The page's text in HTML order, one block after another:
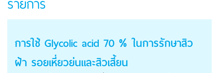
การใช้ Glycolic acid 70 % ในการรักษาสิว
ฝ้า รอยเหี่ยวย่นและสิวเสี้ยน